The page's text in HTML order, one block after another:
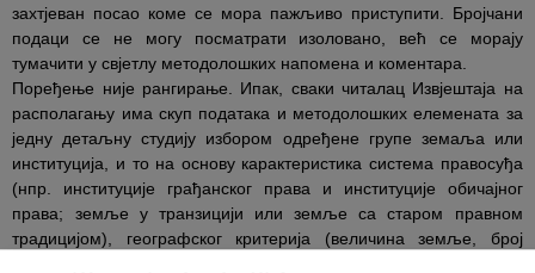
захтјеван посао коме се мора пажљиво приступити. Бројчани
подаци се не могу посматрати изоловано, већ се морају
тумачити у свјетлу методолошких напомена и коментара.
Поређење није рангирање. Ипак, сваки читалац Извјештаја на
располагању има скуп података и методолошких елемената за
једну детаљну студију избором одређене групе земаља или
институција, и то на основу карактеристика система правосуђа
(нпр. институције грађанског права и институције обичајног
права; земље у транзицији или земље са старом правном
традицијом), географског критерија (величина земље, број